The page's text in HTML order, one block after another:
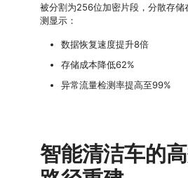
被分割为256位加密片段，分散存储
测显示：
数据恢复速度提升8倍
存储成本降低62%
异常流量检测率提高至99%
智能清洁车的